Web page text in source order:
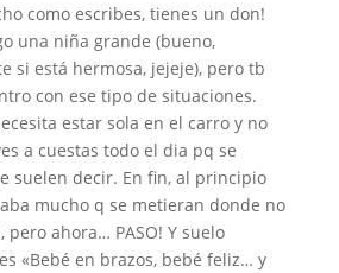
como escribes, tienes un don!
una niña grande (bueno,
si está hermosa, jejeje), pero tb
con ese tipo de situaciones.
estar sola en el carro y no
a cuestas todo el dia pq se
suelen decir. En fin, al principio
mucho q se metieran donde no
pero ahora… PASO! Y suelo
«Bebé en brazos, bebé feliz… y